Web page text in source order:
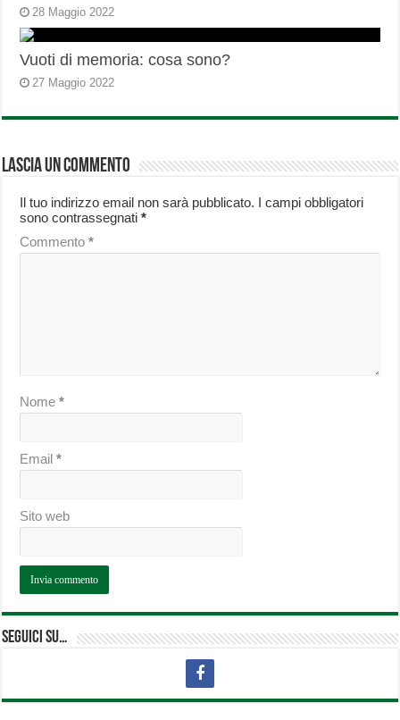
28 Maggio 2022
Vuoti di memoria: cosa sono?
27 Maggio 2022
Lascia un commento
Il tuo indirizzo email non sarà pubblicato. I campi obbligatori
sono contrassegnati*
Commento*
Nome*
Email*
Sito web
Seguici su…